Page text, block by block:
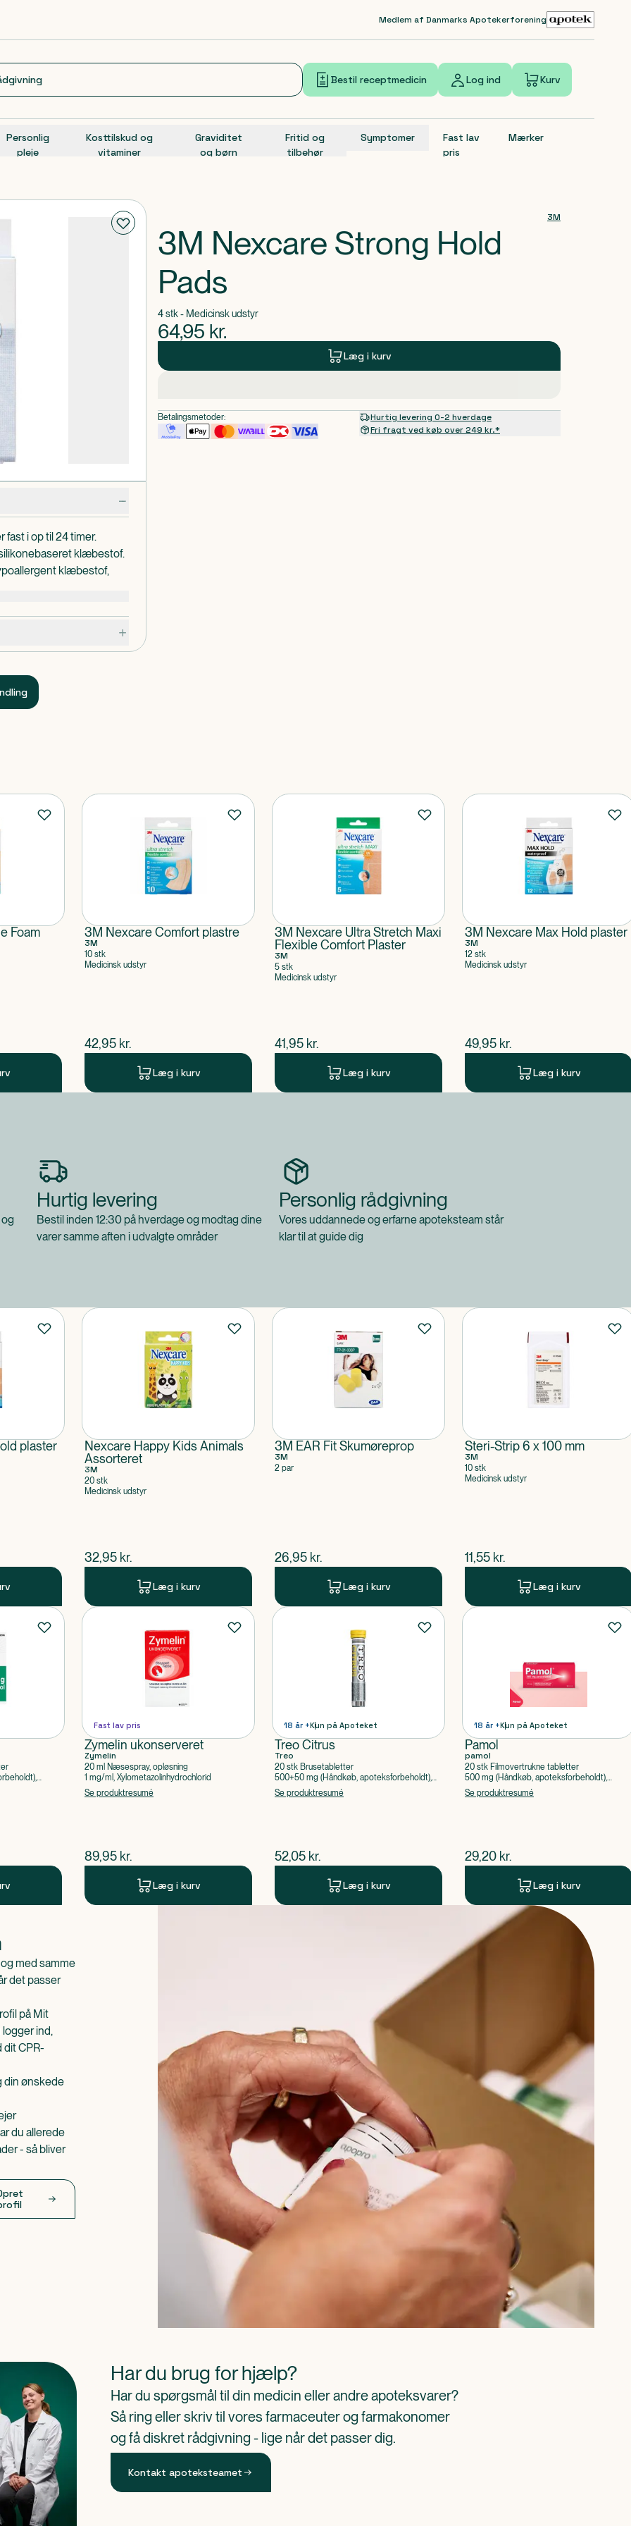
Medlem af Danmarks Apotekerforening
Bestil receptmedicin Log ind Kurv
Personlig
pleje
Kosttilskud og
vitaminer
Graviditet
og børn
Fritid og
tilbehør
Symptomer
Fast lav
pris
Mærker
i op til 24 timer.
klæbestof.
klæbestof,
smertefrit. Velegnet til
hår og hud.
3M
3M Nexcare Strong Hold
Pads
4 stk - Medicinsk udstyr
64,95 kr.
Læg i kurv
Betalingsmetoder:
Hurtig levering 0-2 hverdage
Fri fragt ved køb over 249 kr.*
Foam
3M Nexcare Comfort plastre
3M
10 stk
Medicinsk udstyr
$nuværende pris
42,95 kr.
Læg i kurv
3M Nexcare Ultra Stretch Maxi
Flexible Comfort Plaster
3M
5 stk
Medicinsk udstyr
$nuværende pris
41,95 kr.
Læg i kurv
3M Nexcare Max Hold plaster
3M
12 stk
Medicinsk udstyr
$nuværende pris
49,95 kr.
Læg i kurv
Hurtig levering
Bestil inden 12:30 på hverdage og modtag dine
varer samme aften i udvalgte områder
Personlig rådgivning
Vores uddannede og erfarne apoteksteam står
klar til at guide dig
plaster
Nexcare Happy Kids Animals
Assorteret
3M
20 stk
Medicinsk udstyr
$nuværende pris
32,95 kr.
Læg i kurv
3M EAR Fit Skumøreprop
3M
2 par
$nuværende pris
26,95 kr.
Læg i kurv
Steri-Strip 6 x 100 mm
3M
10 stk
Medicinsk udstyr
$nuværende pris
11,55 kr.
Læg i kurv
Fast lav pris
Zymelin ukonserveret
Zymelin
20 ml Næsespray, opløsning
1 mg/ml, Xylometazolinhydrochlorid
Se produktresumé
$nuværende pris
89,95 kr.
Læg i kurv
18 år +Kun på Apoteket
Treo Citrus
Treo
20 stk Brusetabletter
500+50 mg (Håndkøb, apoteksforbeholdt),
Acetylsalicylsyre, Caffein
Se produktresumé
$nuværende pris
52,05 kr.
Læg i kurv
18 år +Kun på Apoteket
Pamol
pamol
20 stk Filmovertrukne tabletter
500 mg (Håndkøb, apoteksforbeholdt),
Paracetamol
Se produktresumé
$nuværende pris
29,20 kr.
Læg i kurv
med samme
det passer
på Mit
ind,
dit CPR-
din ønskede
du allerede
- så bliver
Har du brug for hjælp?
Har du spørgsmål til din medicin eller andre apoteksvarer?
Så ring eller skriv til vores farmaceuter og farmakonomer
og få diskret rådgivning - lige når det passer dig.
Kontakt apoteksteamet